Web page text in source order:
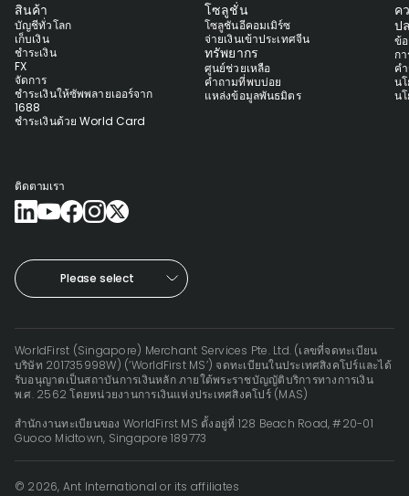
สินค้า
บัญชีทั่วโลก
เก็บเงิน
ชำระเงิน
FX
จัดการ
ชำระเงินให้ซัพพลายเออร์จาก
1688
ชำระเงินด้วย World Card
โซลูชั่น
โซลูชันอีคอมเมิร์ซ
จ่ายเงินเข้าประเทศจีน
ทรัพยากร
ศูนย์ช่วยเหลือ
คำถามที่พบบ่อย
แหล่งข้อมูลพันธมิตร
ค
ป
ข้
ก
ค
น
น
ติดตามเรา
Please select
WorldFirst (Singapore) Merchant Services Pte. Ltd. (เลขที่จดทะเบียน
บริษัท 201735998W) (‘WorldFirst MS’) จดทะเบียนในประเทศสิงคโปร์และได้
รับอนุญาตเป็นสถาบันการเงินหลัก ภายใต้พระราชบัญญัติบริการทางการเงิน
พ.ศ. 2562 โดยหน่วยงานการเงินแห่งประเทศสิงคโปร์ (MAS)
สำนักงานทะเบียนของ WorldFirst MS ตั้งอยู่ที่ 128 Beach Road, #20-01
Guoco Midtown, Singapore 189773
© 2026, Ant International or its affiliates